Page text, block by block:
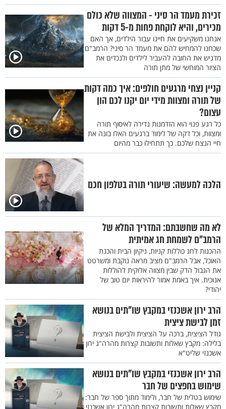
זכירת מעמד הר סיני - המצווה שלא כולם
מכירים, והיא לוקחת פחות מ-5 דקות
אנחנו משקיעים את חיינו עבור הילדים, אך האם
שכחנו להמחיש להם את מעמד הר סיני? הרמב"ם
מדגיש את החובה להעביר לילדים ולנכדים את
הציור המוחשי של מתן תורה
קניין נצחי מרגעים חולפים: איך כמה דקות
של תורה ומצוות מידי יום יקנו לכם הון
עצום?
כל רגע פנוי הוא הזדמנות נדירה לאיסוף תורה
ומצוות, וכל דקה של לימוד ברגעים האלו בונה את
חיי הנצח שלכם. כך תתחילו כבר מהיום
הלכה למעשה: שיעורי תורה בטלפון חכם
לא מה שחשבתם: המדריך המלא של
הרמב"ם לשמחת חג אמיתית
ההכנות לחג כוללות קניות, ניקיון הבית והכנת
האוכל, אבל הרמב"ם מציב מראה נוקבת ומשרטט
את הגבול הדק שבין מצווה אלוקית להוללות
אנוכית. איך באמת אמור להיראות יום טוב של
יהודי?
הרב ירון אשכנזי במקבץ שו"תים בנושא
זמן לבישת ציצית
גודל הציצית, ברכה על הציצית ולבישת הציצית
בלילה: מקבץ שאלות ותשובות קצרות מהרה"ג ירון
אשכנזי שליט"א
הרב ירון אשכנזי במקבץ שו"תים בנושא
שימוש בחפצים של חבר
שימוש בטלית של חבר, ולימוד מתוך ספר של חבר:
מקבץ שאלות ותשובות קצרות מהרה"ג ירון אשכנזי